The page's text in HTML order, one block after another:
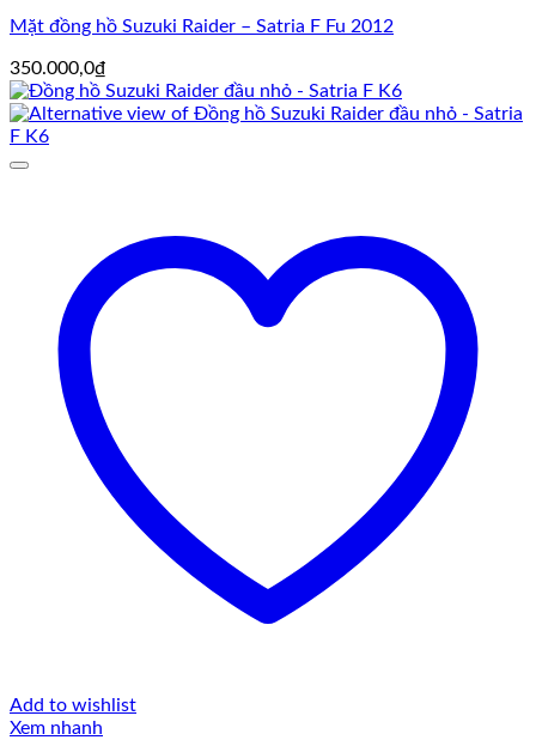
Mặt đồng hồ Suzuki Raider – Satria F Fu 2012
350.000,0₫
Add to wishlist
Xem nhanh